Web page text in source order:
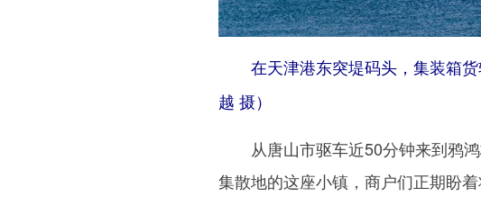
在天津港东突堤码头，集装箱货
越 摄）
从唐山市驱车近50分钟来到鸦鸿
集散地的这座小镇，商户们正期盼